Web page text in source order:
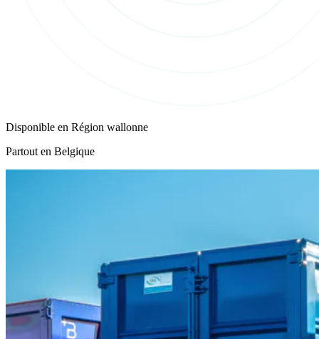
Disponible en Région wallonne
Partout en Belgique